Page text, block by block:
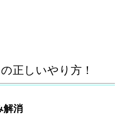
正しいやり方！
解消